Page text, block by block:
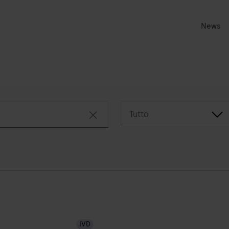
News
close search
Tutto
IVD